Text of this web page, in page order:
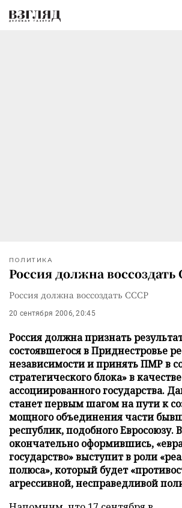
ПОЛИТИКА
Россия должна воссоздать
Россия должна воссоздать СССР
20 сентября 2006, 20:45
Россия должна признать
состоявшегося в Приднестровье
независимости и принять ПМР в
стратегического блока» в качестве
ассоциированного государства.
станет первым шагом на пути к
мощного объединения части
республик, подобного Евросоюзу.
окончательно оформившись,
государство» выступит в роли
полюса», который будет
агрессивной, несправедливой